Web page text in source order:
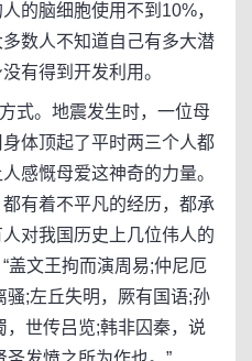
的脑细胞使用不到10%，
数人不知道自己有多大潜
有得到开发利用。
。地震发生时，一位母
体顶起了平时两三个人都
感慨母爱这神奇的力量。
有着不平凡的经历，都承
对我国历史上几位伟人的
盖文王拘而演周易;仲尼厄
骚;左丘失明，厥有国语;孙
，世传吕览;韩非囚秦，说